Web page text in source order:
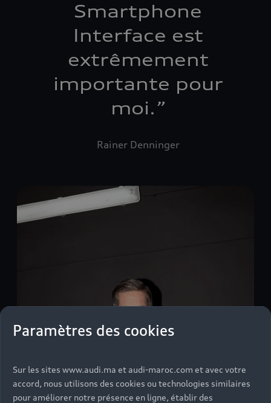
Smartphone
Interface est
extrêmement
importante pour
moi.”
Rainer Denninger
Paramètres des cookies
Sur les sites www.audi.ma et audi-maroc.com et avec votre
accord, nous utilisons des cookies ou technologies similaires
pour améliorer notre présence en ligne, établir des